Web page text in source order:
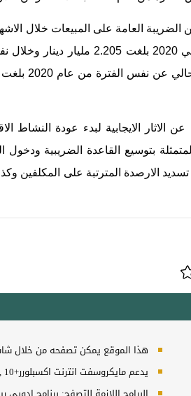
الايجابية لبدء عودة النشاط
بتوسيع القاعدة الضريبية
الارصدة المترتبة على المكلفين
هذا الموقع يمكن تصفحه من خلال شاشة 768
يدعم مايكروسفت انترنت اكسبلورر+10 , جوجل كروم , فاير بوكس , سفاري